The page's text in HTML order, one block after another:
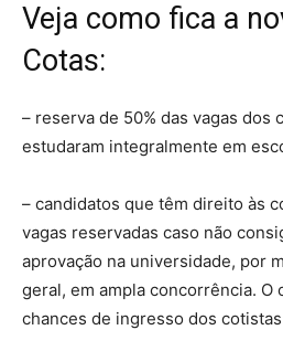
Veja como fica a
Cotas:
– reserva de 50% das vagas dos
estudaram integralmente em
– candidatos que têm direito às
vagas reservadas caso não
aprovação na universidade, por
geral, em ampla concorrência. O
chances de ingresso dos